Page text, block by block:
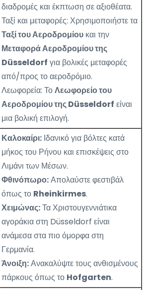
διαδρομές και έκπτωση σε αξιοθέατα.
Ταξί και μεταφορές: Χρησιμοποιήστε τα
Ταξί του Αεροδρομίου και την
Μεταφορά Αεροδρομίου της
Düsseldorf για βολικές μεταφορές
από/προς το αεροδρόμιο.
Λεωφορεία: ΤοΛεωφορείο του
Αεροδρομίου της Düsseldorf είναι
μια βολική επιλογή.
Καλοκαίρι: Ιδανικό για βόλτες κατά
μήκος του Ρήνου και επισκέψεις στο
Λιμάνι των Μέσων.
Φθινόπωρο:Απολαύστε φεστιβάλ
όπως το Rheinkirmes.
Χειμώνας:Τα Χριστουγεννιάτικα
αγοράκια στη Düsseldorf είναι
ανάμεσα στα πιο όμορφα στη
Γερμανία.
Άνοιξη:Ανακαλύψτε τους ανθισμένους
πάρκους όπως το Hofgarten.